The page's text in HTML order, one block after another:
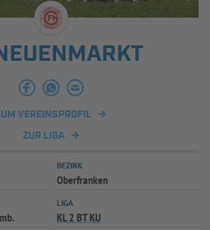
SPIELPLUS
VEREINSPROFIL
ZUR LIGA
BEZIRK
Oberfranken
LIGA
KL 2 BT KU